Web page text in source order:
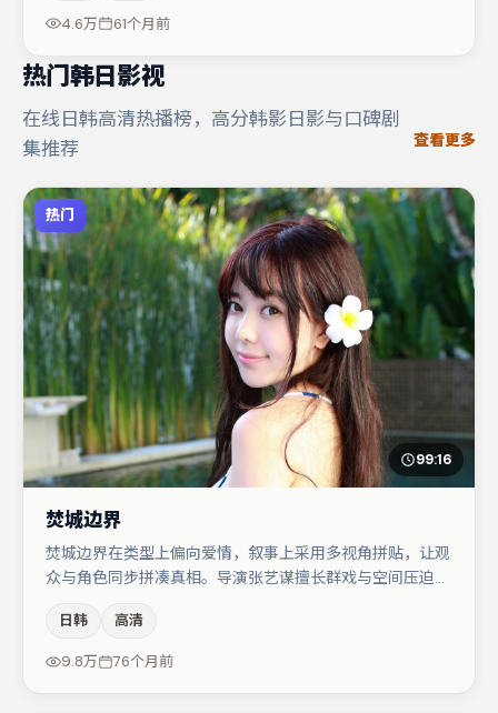
疑调剂（视场次而定）。若你偏爱强类型与清晰主线，这部
4.6万 61个月前
热门韩日影视
在线日韩高清热播榜，高分韩影日影与口碑剧
集推荐
查看更多
热门
99:16
焚城边界
焚城边界在类型上偏向爱情，叙事上采用多视角拼贴，让观
众与角色同步拼凑真相。导演张艺谋擅长群戏与空间压迫
事驱动，赵丽颖、咏梅分别提供反差与喜剧/悬疑调剂（视
场次而定）。整体完成度较高，适合周末一口气追完。
日韩 高清
9.8万 76个月前